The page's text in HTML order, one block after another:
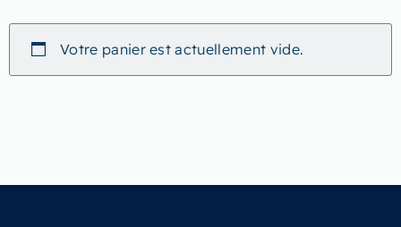
Votre panier est actuellement vide.